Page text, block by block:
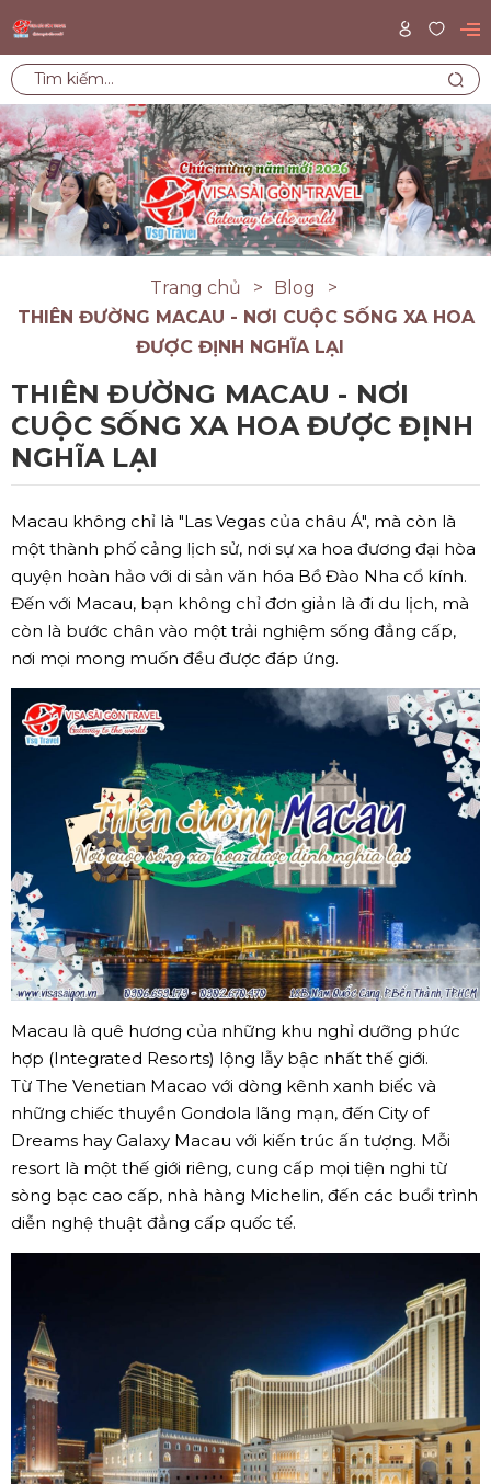
Trang chủ
Blog
THIÊN ĐƯỜNG MACAU - NƠI CUỘC SỐNG XA HOA
ĐƯỢC ĐỊNH NGHĨA LẠI
THIÊN ĐƯỜNG MACAU - NƠI
CUỘC SỐNG XA HOA ĐƯỢC ĐỊNH
NGHĨA LẠI
Macau không chỉ là "Las Vegas của châu Á", mà còn là
một thành phố cảng lịch sử, nơi sự xa hoa đương đại hòa
quyện hoàn hảo với di sản văn hóa Bồ Đào Nha cổ kính.
Đến với Macau, bạn không chỉ đơn giản là đi du lịch, mà
còn là bước chân vào một trải nghiệm sống đẳng cấp,
nơi mọi mong muốn đều được đáp ứng.
Macau là quê hương của những khu nghỉ dưỡng phức
hợp (Integrated Resorts) lộng lẫy bậc nhất thế giới.
Từ The Venetian Macao với dòng kênh xanh biếc và
những chiếc thuyền Gondola lãng mạn, đến City of
Dreams hay Galaxy Macau với kiến trúc ấn tượng. Mỗi
resort là một thế giới riêng, cung cấp mọi tiện nghi từ
sòng bạc cao cấp, nhà hàng Michelin, đến các buổi trình
diễn nghệ thuật đẳng cấp quốc tế.